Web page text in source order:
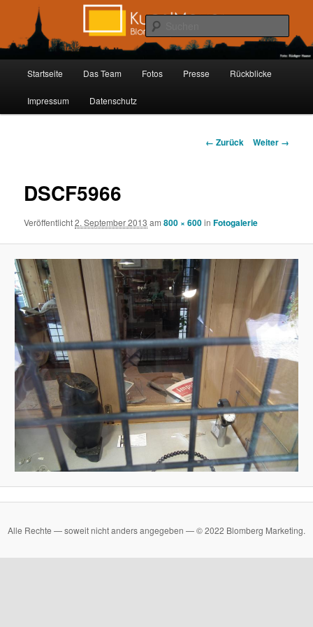
wechseln
Kunstmauer Blomberg
Startseite Das Team Fotos Presse Rückblicke
Impressum Datenschutz
Bilder-
← Zurück Weiter →
DSCF5966
Veröffentlicht2. September 2013 am800 × 600inFotogalerie
Alle Rechte — soweit nicht anders angegeben — © 2022 Blomberg Marketing.